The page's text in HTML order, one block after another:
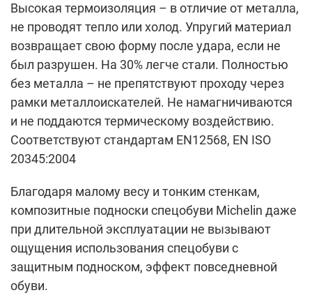
Высокая термоизоляция – в отличие от металла,
не проводят тепло или холод. Упругий материал
возвращает свою форму после удара, если не
был разрушен. На 30% легче стали. Полностью
без металла – не препятствуют проходу через
рамки металлоискателей. Не намагничиваются
и не поддаются термическому воздействию.
Соответствуют стандартам EN12568, EN ISO
20345:2004
Благодаря малому весу и тонким стенкам,
композитные подноски спецобуви Michelin даже
при длительной эксплуатации не вызывают
ощущения использования спецобуви с
защитным подноском, эффект повседневной
обуви.